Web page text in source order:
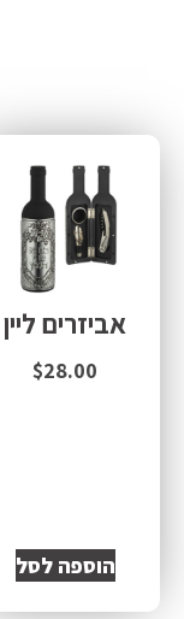
אביזרים ליין
$28.00
הוספה לסל